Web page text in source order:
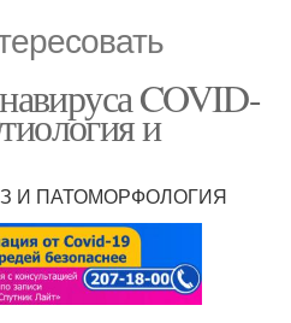
COVID-
и
И ПАТОМОРФОЛОГИЯ